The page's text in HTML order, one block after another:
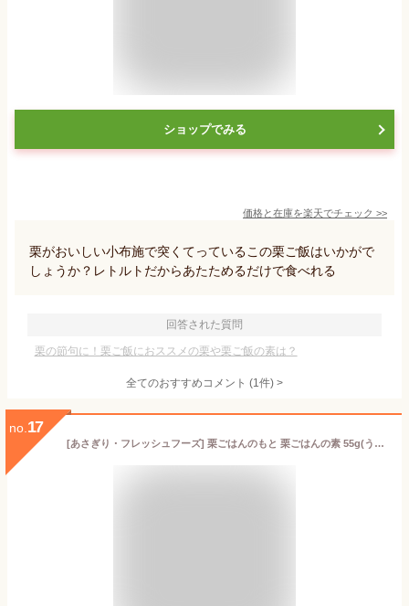
ショップでみる
価格と在庫を楽天でチェック >>
栗がおいしい小布施で突くてっているこの栗ご飯はいかがで
しょうか？レトルトだからあたためるだけで食べれる
回答された質問
栗の節句に！栗ご飯におススメの栗や栗ご飯の素は？
全てのおすすめコメント (1件) >
no. 17
[あさぎり・フレッシュフーズ] 栗ごはんのもと 栗ごはんの素 55g(うち栗20g) /栗飯 くりごはん くりめし 栗おこわ くり 九州産 熊本県 あったかごはん まぜるだけ 簡単 手軽 和栗 和くり 手間なし 美味しい